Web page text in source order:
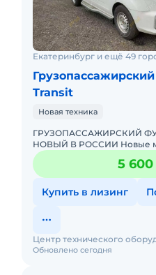
Екатеринбург и ещё 49
Transit
Новая техника
ГРУЗОПАССАЖИРСКИЙ
НОВЫЙ В РОССИИ Новые машины привезенные по
параллельному импорту.
оформление и полный
5
Купить в лизинг
Обновлено сегодня
Центр технического